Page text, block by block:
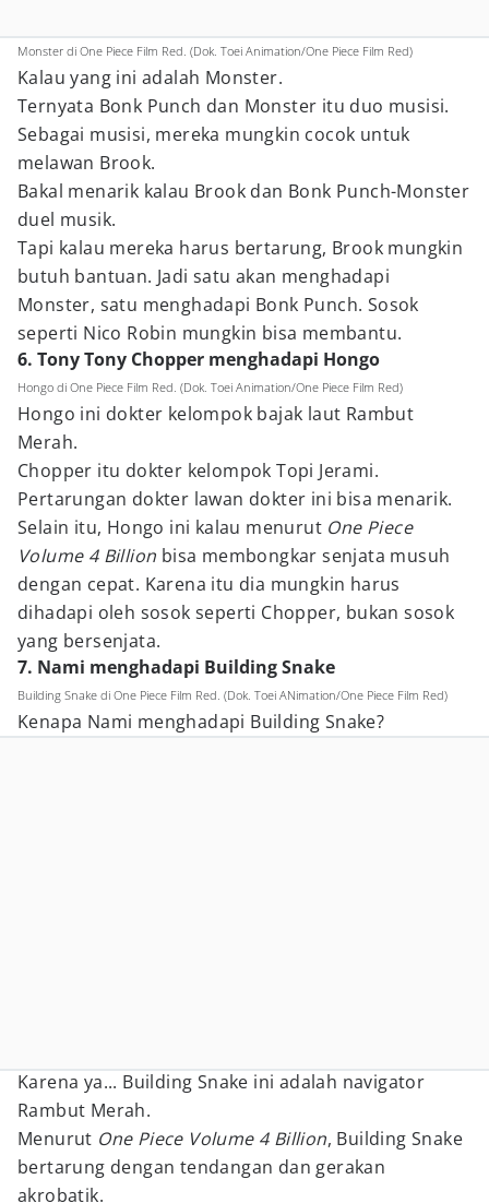
Monster di One Piece Film Red. (Dok. Toei Animation/One Piece Film Red)
Kalau yang ini adalah Monster.
Ternyata Bonk Punch dan Monster itu duo musisi.
Sebagai musisi, mereka mungkin cocok untuk
melawan Brook.
Bakal menarik kalau Brook dan Bonk Punch-Monster
duel musik.
Tapi kalau mereka harus bertarung, Brook mungkin
butuh bantuan. Jadi satu akan menghadapi
Monster, satu menghadapi Bonk Punch. Sosok
seperti Nico Robin mungkin bisa membantu.
6. Tony Tony Chopper menghadapi Hongo
Hongo di One Piece Film Red. (Dok. Toei Animation/One Piece Film Red)
Hongo ini dokter kelompok bajak laut Rambut
Merah.
Chopper itu dokter kelompok Topi Jerami.
Pertarungan dokter lawan dokter ini bisa menarik.
Selain itu, Hongo ini kalau menurut One Piece
Volume 4 Billion bisa membongkar senjata musuh
dengan cepat. Karena itu dia mungkin harus
dihadapi oleh sosok seperti Chopper, bukan sosok
yang bersenjata.
7. Nami menghadapi Building Snake
Building Snake di One Piece Film Red. (Dok. Toei ANimation/One Piece Film Red)
Kenapa Nami menghadapi Building Snake?
Karena ya... Building Snake ini adalah navigator
Rambut Merah.
Menurut One Piece Volume 4 Billion, Building Snake
bertarung dengan tendangan dan gerakan
akrobatik.